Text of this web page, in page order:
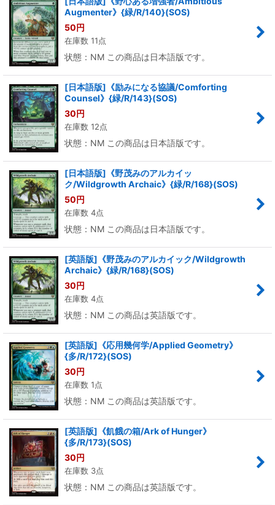
Augmenter》{緑/R/140}(SOS)
50円
在庫数 11点
状態：NM この商品は日本語版です。
[日本語版]《励みになる協議/Comforting
Counsel》{緑/R/143}(SOS)
30円
在庫数 12点
状態：NM この商品は日本語版です。
[日本語版]《野茂みのアルカイッ
ク/Wildgrowth Archaic》{緑/R/168}(SOS)
50円
在庫数 4点
状態：NM この商品は日本語版です。
[英語版]《野茂みのアルカイック/Wildgrowth
Archaic》{緑/R/168}(SOS)
30円
在庫数 4点
状態：NM この商品は英語版です。
[英語版]《応用幾何学/Applied Geometry》
{多/R/172}(SOS)
30円
在庫数 1点
状態：NM この商品は英語版です。
[英語版]《飢餓の箱/Ark of Hunger》
{多/R/173}(SOS)
30円
在庫数 3点
状態：NM この商品は英語版です。